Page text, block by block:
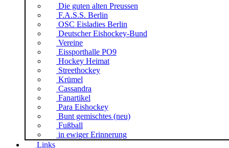
Die guten alten Preussen
F.A.S.S. Berlin
OSC Eisladies Berlin
Deutscher Eishockey-Bund
Vereine
Eissporthalle PO9
Hockey Heimat
Streethockey
Krümel
Cassandra
Fanartikel
Para Eishockey
Bunt gemischtes (neu)
Fußball
in ewiger Erinnerung
Links